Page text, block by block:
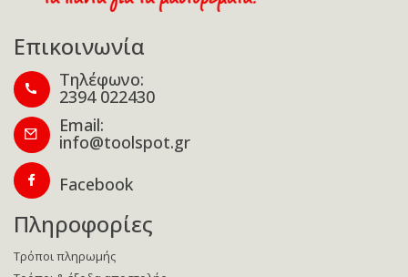
Επικοινωνία
Τηλέφωνο:
2394 022430
Email:
info@toolspot.gr
Facebook
Πληροφορίες
Τρόποι πληρωμής